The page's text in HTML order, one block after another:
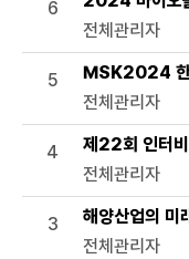
6
전체관리자
5
MSK2024 한
전체관리자
4
제22회 인터
전체관리자
3
해양산업의
전체관리자